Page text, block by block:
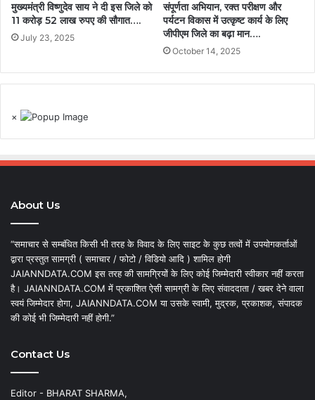
मुख्यमंत्री विष्णुदेव साय ने दी इस जिले को
11 करोड़ 52 लाख रुपए की सौगात….
July 23, 2025
संपूर्णता अभियान, रक्त परीक्षण और
पर्यटन विकास में उत्कृष्ट कार्य के लिए
जीपीएम जिले का बढ़ा मान….
October 14, 2025
×
About Us
“समाचार से सम्बंधित किसी भी तरह के विवाद के लिए साइट के कुछ तत्वों में उपयोगकर्ताओं
द्वारा प्रस्तुत सामग्री ( समाचार / फोटो / विडियो आदि ) शामिल होगी
JAIANNDATA.COM इस तरह की सामग्रियों के लिए कोई जिम्मेदारी स्वीकार नहीं करता
है। JAIANNDATA.COM में प्रकाशित ऐसी सामग्री के लिए संवाददाता / खबर देने वाला
स्वयं जिम्मेदार होगा, JAIANNDATA.COM या उसके स्वामी, मुद्रक, प्रकाशक, संपादक
की कोई भी जिम्मेदारी नहीं होगी.”
Contact Us
Editor - BHARAT SHARMA,